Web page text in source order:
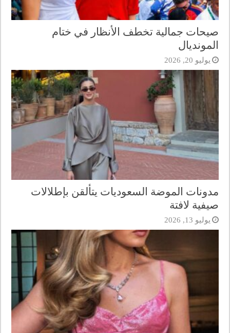
صيحات جمالية تخطف الأنظار في ختام
المونديال
يوليو 20, 2026
مدونات الموضة السعوديات يتألقن بإطلالات
صيفية لافتة
يوليو 13, 2026